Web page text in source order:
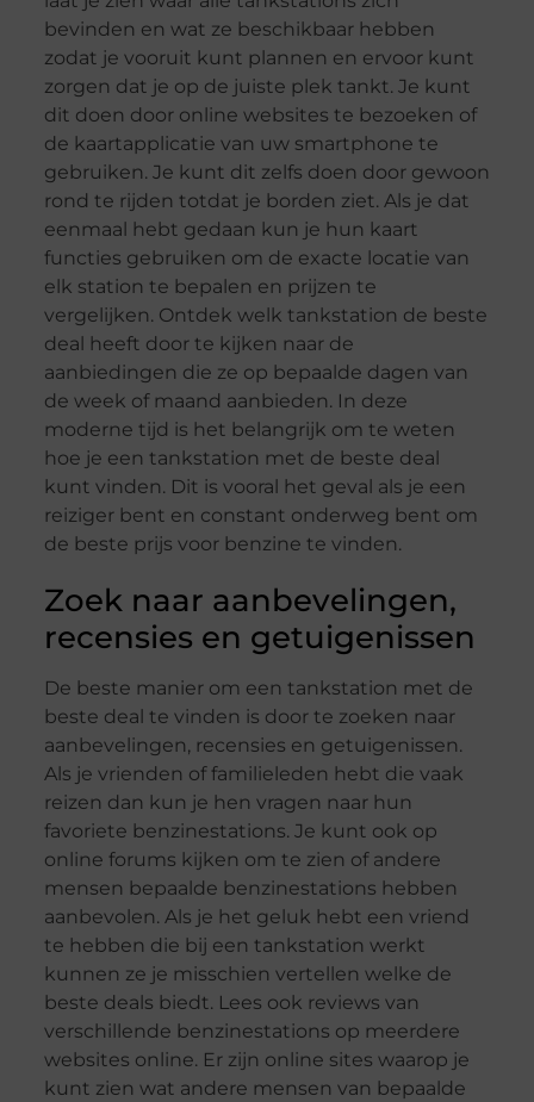
bevinden en wat ze beschikbaar hebben
zodat je vooruit kunt plannen en ervoor kunt
zorgen dat je op de juiste plek tankt. Je kunt
dit doen door online websites te bezoeken of
de kaartapplicatie van uw smartphone te
gebruiken. Je kunt dit zelfs doen door gewoon
rond te rijden totdat je borden ziet. Als je dat
eenmaal hebt gedaan kun je hun kaart
functies gebruiken om de exacte locatie van
elk station te bepalen en prijzen te
vergelijken. Ontdek welk tankstation de beste
deal heeft door te kijken naar de
aanbiedingen die ze op bepaalde dagen van
de week of maand aanbieden. In deze
moderne tijd is het belangrijk om te weten
hoe je een tankstation met de beste deal
kunt vinden. Dit is vooral het geval als je een
reiziger bent en constant onderweg bent om
de beste prijs voor benzine te vinden.
Zoek naar aanbevelingen,
recensies en getuigenissen
De beste manier om een ​​tankstation met de
beste deal te vinden is door te zoeken naar
aanbevelingen, recensies en getuigenissen.
Als je vrienden of familieleden hebt die vaak
reizen dan kun je hen vragen naar hun
favoriete benzinestations. Je kunt ook op
online forums kijken om te zien of andere
mensen bepaalde benzinestations hebben
aanbevolen. Als je het geluk hebt een vriend
te hebben die bij een tankstation werkt
kunnen ze je misschien vertellen welke de
beste deals biedt. Lees ook reviews van
verschillende benzinestations op meerdere
websites online. Er zijn online sites waarop je
kunt zien wat andere mensen van bepaalde